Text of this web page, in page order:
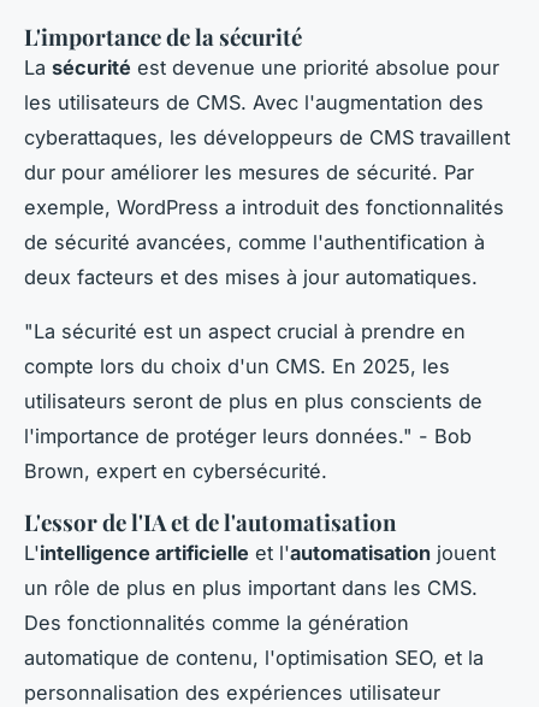
L'importance de la sécurité
La sécurité est devenue une priorité absolue pour
les utilisateurs de CMS. Avec l'augmentation des
cyberattaques, les développeurs de CMS travaillent
dur pour améliorer les mesures de sécurité. Par
exemple, WordPress a introduit des fonctionnalités
de sécurité avancées, comme l'authentification à
deux facteurs et des mises à jour automatiques.
"La sécurité est un aspect crucial à prendre en
compte lors du choix d'un CMS. En 2025, les
utilisateurs seront de plus en plus conscients de
l'importance de protéger leurs données." - Bob
Brown, expert en cybersécurité.
L'essor de l'IA et de l'automatisation
L'intelligence artificielle et l'automatisation jouent
un rôle de plus en plus important dans les CMS.
Des fonctionnalités comme la génération
automatique de contenu, l'optimisation SEO, et la
personnalisation des expériences utilisateur